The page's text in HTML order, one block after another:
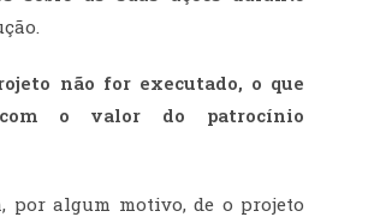
não for executado, o que
com o valor do patrocínio
por algum motivo, de o projeto